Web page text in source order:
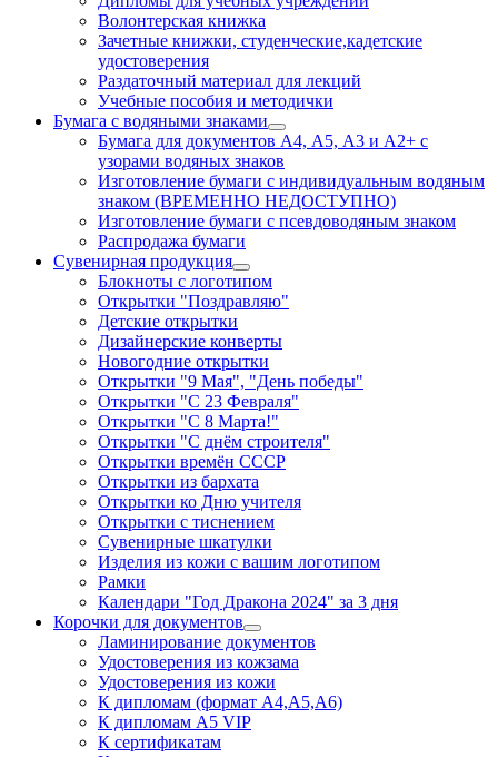
Волонтерская книжка
Зачетные книжки, студенческие,кадетские
удостоверения
Раздаточный материал для лекций
Учебные пособия и методички
Бумага с водяными знаками
Бумага для документов А4, А5, А3 и А2+ с
узорами водяных знаков
Изготовление бумаги с индивидуальным водяным
знаком (ВРЕМЕННО НЕДОСТУПНО)
Изготовление бумаги с псевдоводяным знаком
Распродажа бумаги
Сувенирная продукция
Блокноты с логотипом
Открытки "Поздравляю"
Детские открытки
Дизайнерские конверты
Новогодние открытки
Открытки "9 Мая", "День победы"
Открытки "С 23 Февраля"
Открытки "С 8 Марта!"
Открытки "С днём строителя"
Открытки времён СССР
Открытки из бархата
Открытки ко Дню учителя
Открытки с тиснением
Сувенирные шкатулки
Изделия из кожи с вашим логотипом
Рамки
Календари "Год Дракона 2024" за 3 дня
Корочки для документов
Ламинирование документов
Удостоверения из кожзама
Удостоверения из кожи
К дипломам (формат А4,А5,А6)
К дипломам А5 VIP
К сертификатам